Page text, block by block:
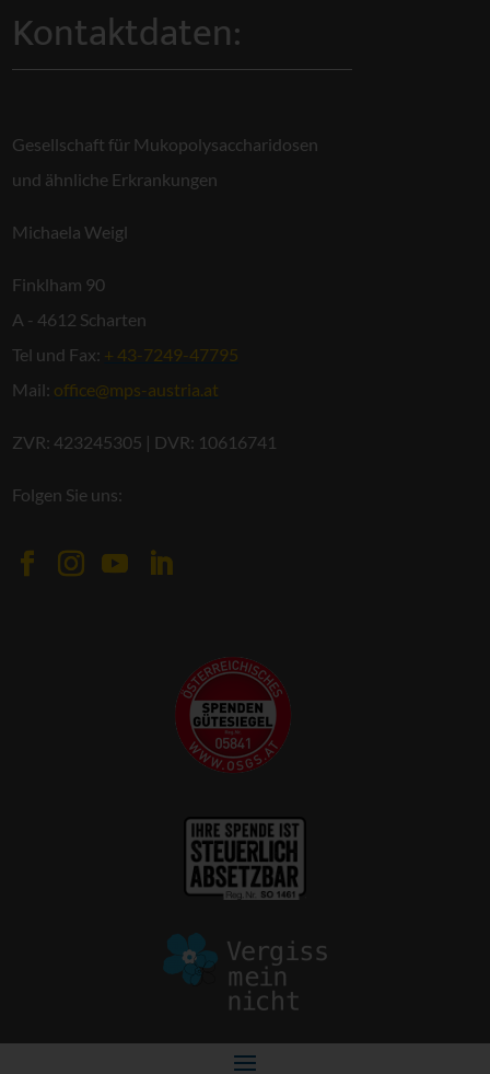
Kontaktdaten:
Gesellschaft für Mukopolysaccharidosen
und ähnliche Erkrankungen
Michaela Weigl
Finklham 90
A - 4612 Scharten
Tel und Fax: + 43-7249-47795
Mail: office@mps-austria.at
ZVR: 423245305 | DVR: 10616741
Folgen Sie uns: